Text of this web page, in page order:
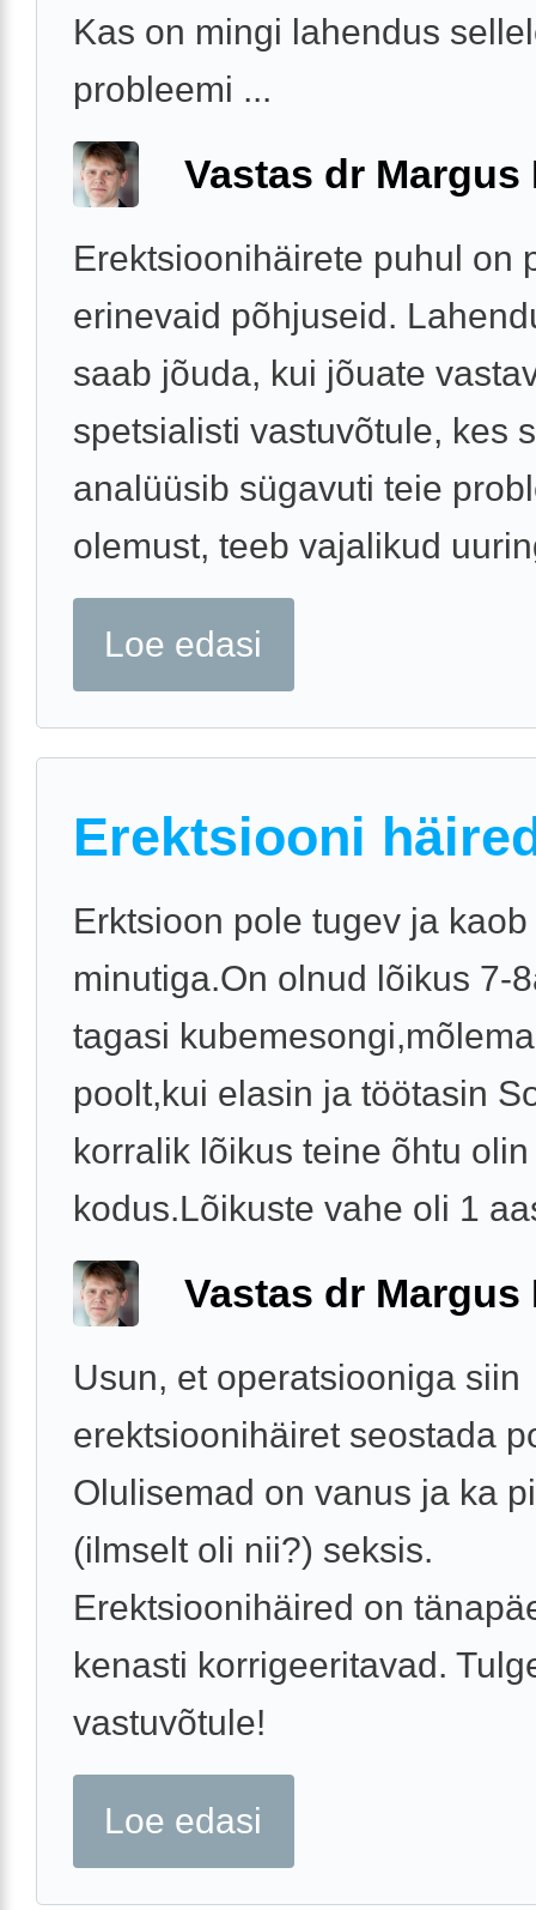
Kas on mingi lahendus
probleemi ...
Vastas dr Margus
Erektsioonihäirete puhul on
erinevaid põhjuseid.
saab jõuda, kui jõuate
spetsialisti vastuvõtule, kes
analüüsib sügavuti teie
olemust, teeb vajalikud
Loe edasi
Erektsiooni
Erktsioon pole tugev ja
minutiga.On olnud lõikus 7-
tagasi
poolt,kui elasin ja töötasin
korralik lõikus teine õhtu olin
kodus.Lõikuste vahe oli 1
Vastas dr Margus
Usun, et operatsiooniga siin
erektsioonihäiret seostada
Olulisemad on vanus ja ka
(ilmselt oli nii?) seksis.
Erektsioonihäired on
kenasti korrigeeritavad.
vastuvõtule!
Loe edasi